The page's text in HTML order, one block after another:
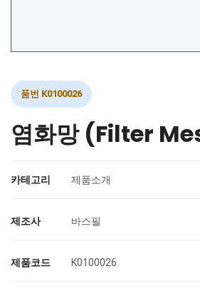
품번 K0100026
염화망 (Filter
카테고리 제품소개
제조사 바스필
제품코드 K0100026